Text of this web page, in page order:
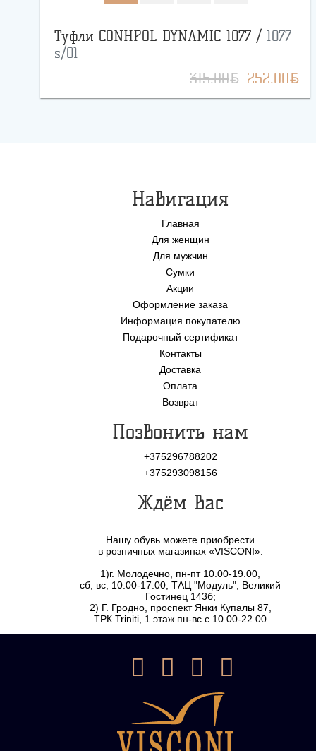
Туфли CONHPOL DYNAMIC 1077 / 1077
s/01
315.00BYN 252.00BYN
Навигация
Главная
Для женщин
Для мужчин
Сумки
Акции
Оформление заказа
Информация покупателю
Подарочный сертификат
Контакты
Доставка
Оплата
Возврат
Позвонить нам
+375296788202
+375293098156
Ждём Вас
Нашу обувь можете приобрести
в розничных магазинах «VISCONI»:
1)г. Молодечно, пн-пт 10.00-19.00,
сб, вс, 10.00-17.00, ТАЦ "Модуль", Великий
Гостинец 143б;
2) Г. Гродно, проспект Янки Купалы 87,
ТРК Triniti, 1 этаж пн-вс с 10.00-22.00